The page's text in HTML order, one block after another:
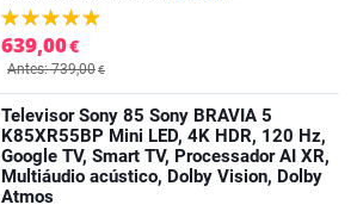
639,00€
Antes: 739,00€
Televisor Sony 85 Sony BRAVIA 5
K85XR55BP Mini LED, 4K HDR, 120 Hz,
Google TV, Smart TV, Processador AI XR,
Multiáudio acústico, Dolby Vision, Dolby
Atmos